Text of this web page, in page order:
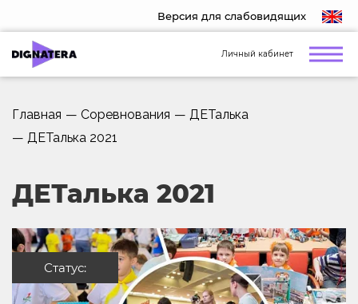
Версия для слабовидящих
Личный кабинет
Главная — Соревнования — ДЕТалька
— ДЕТалька 2021
ДЕТалька 2021
Статус: